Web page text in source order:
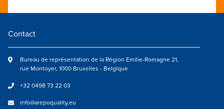
Contact
Bureau de représentation de la Région Emilie-Romagne 21,
rue Montoyer, 1000 Bruxelles - Belgique
+32 0498 73 22 03
info@arepoquality.eu